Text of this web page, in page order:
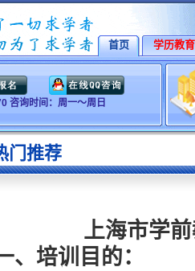
首页 学历教育
咨询时间：周一～周日
门推荐
上海市学
、培训目的：